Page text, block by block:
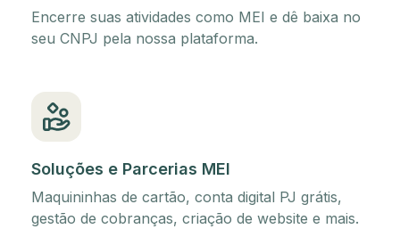
Encerre suas atividades como MEI e dê baixa no
seu CNPJ pela nossa plataforma.
Soluções e Parcerias MEI
Maquininhas de cartão, conta digital PJ grátis,
gestão de cobranças, criação de website e mais.